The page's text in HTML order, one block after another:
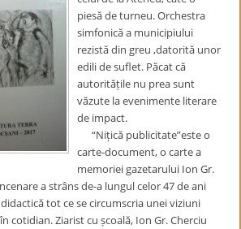
piesă de turneu. Orchestra
simfonică a municipiului
rezistă din greu ,datorită unor
edili de suflet. Păcat că
autoritățile nu prea sunt
văzute la evenimente literare
de impact.
“Nițică publicitate”este o
carte-document, o carte a
memoriei gazetarului Ion Gr.
a strâns de-a lungul celor 47 de ani
tot ce se circumscria unei viziuni
cotidian. Ziarist cu școală, Ion Gr. Cherciu